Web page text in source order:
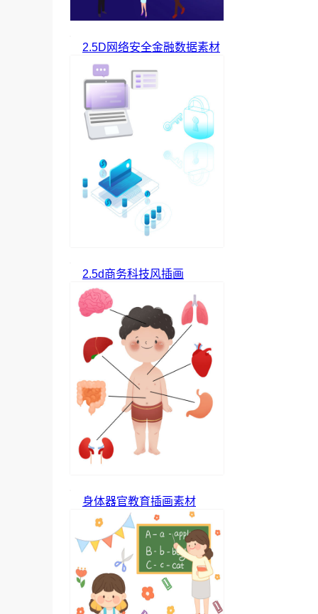
2.5D网络安全金融数据素材
2.5d商务科技风插画
身体器官教育插画素材